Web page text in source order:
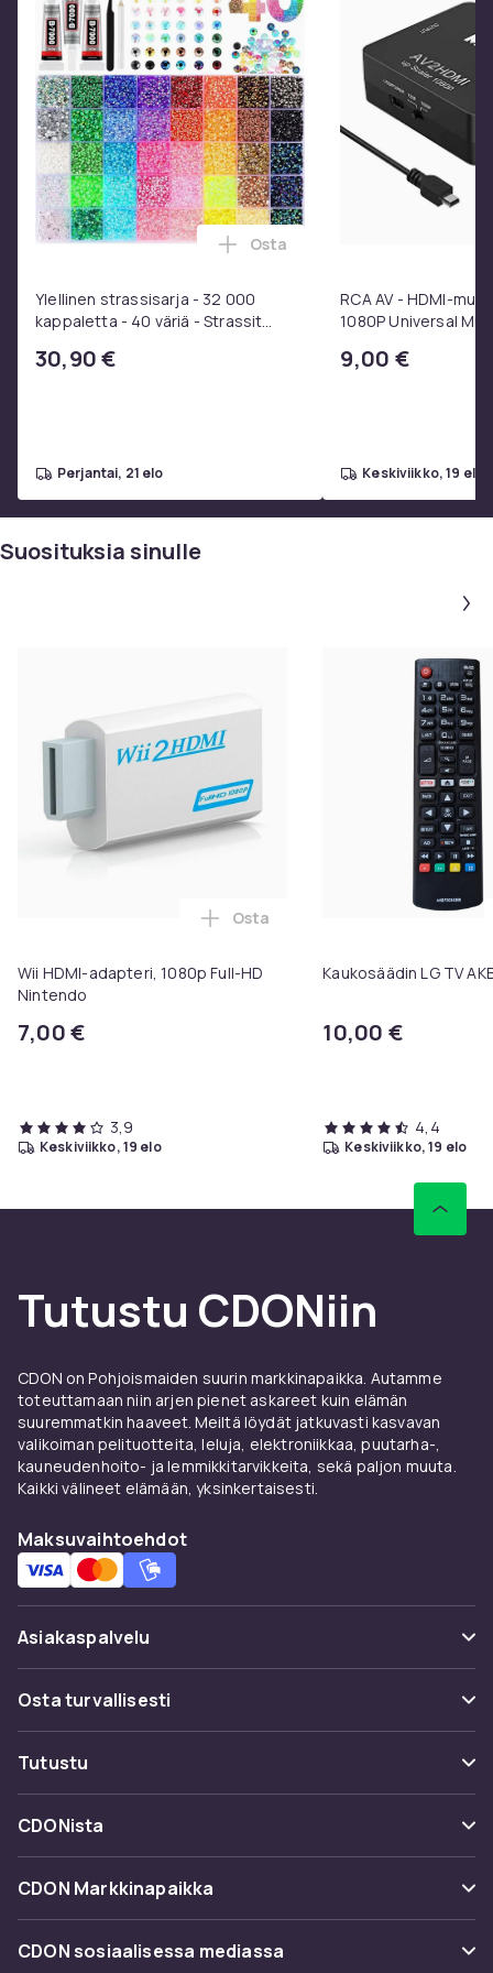
Tuoteturvallisuustiedot
Ylellinen strassisarja - 32 000
kappaletta - 40 väriä - Strassit
- Liima pinseteillä - liimattavat
30,90 €
Lisää Ylellinen strassisarja -
Osta
perjantai, 21 elo
RCA AV - HDMI-
1080P Universal
9,00 €
keskiviikko, 19 elo
Suosituksia sinulle
Wii HDMI-adapteri, 1080p Full-HD
Nintendo
7,00 €
Lisää Wii HDMI-adapteri, 1080p
Osta
3,9
keskiviikko, 19 elo
Kaukosäädin LG TV
10,00 €
4,4
keskiviikko, 19 elo
Tutustu CDONiin
CDON on Pohjoismaiden suurin markkinapaikka. Autamme
toteuttamaan niin arjen pienet askareet kuin elämän
suuremmatkin haaveet. Meiltä löydät jatkuvasti kasvavan
valikoiman pelituotteita, leluja, elektroniikkaa, puutarha-,
kauneudenhoito- ja lemmikkitarvikkeita, sekä paljon muuta.
Kaikki välineet elämään, yksinkertaisesti.
Maksuvaihtoehdot
Asiakaspalvelu
Usein kysyttyä (UKK)
Seuraa pakettia
Ota yhteyttä
Osta turvallisesti
Maksuvaihtoehdot
Toimitus
Takaisinvedot
Tutustu
Kategoriat
Tuotemerkit
CDONista
Tietoa meistä
Asiakasarvionnit
CDON Markkinapaikka
Merchant Help Center
CDON sosiaalisessa mediassa